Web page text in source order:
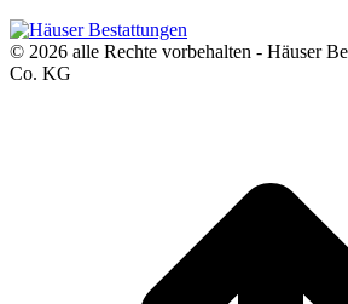
© 2026 alle Rechte vorbehalten - Häuser
Co. KG